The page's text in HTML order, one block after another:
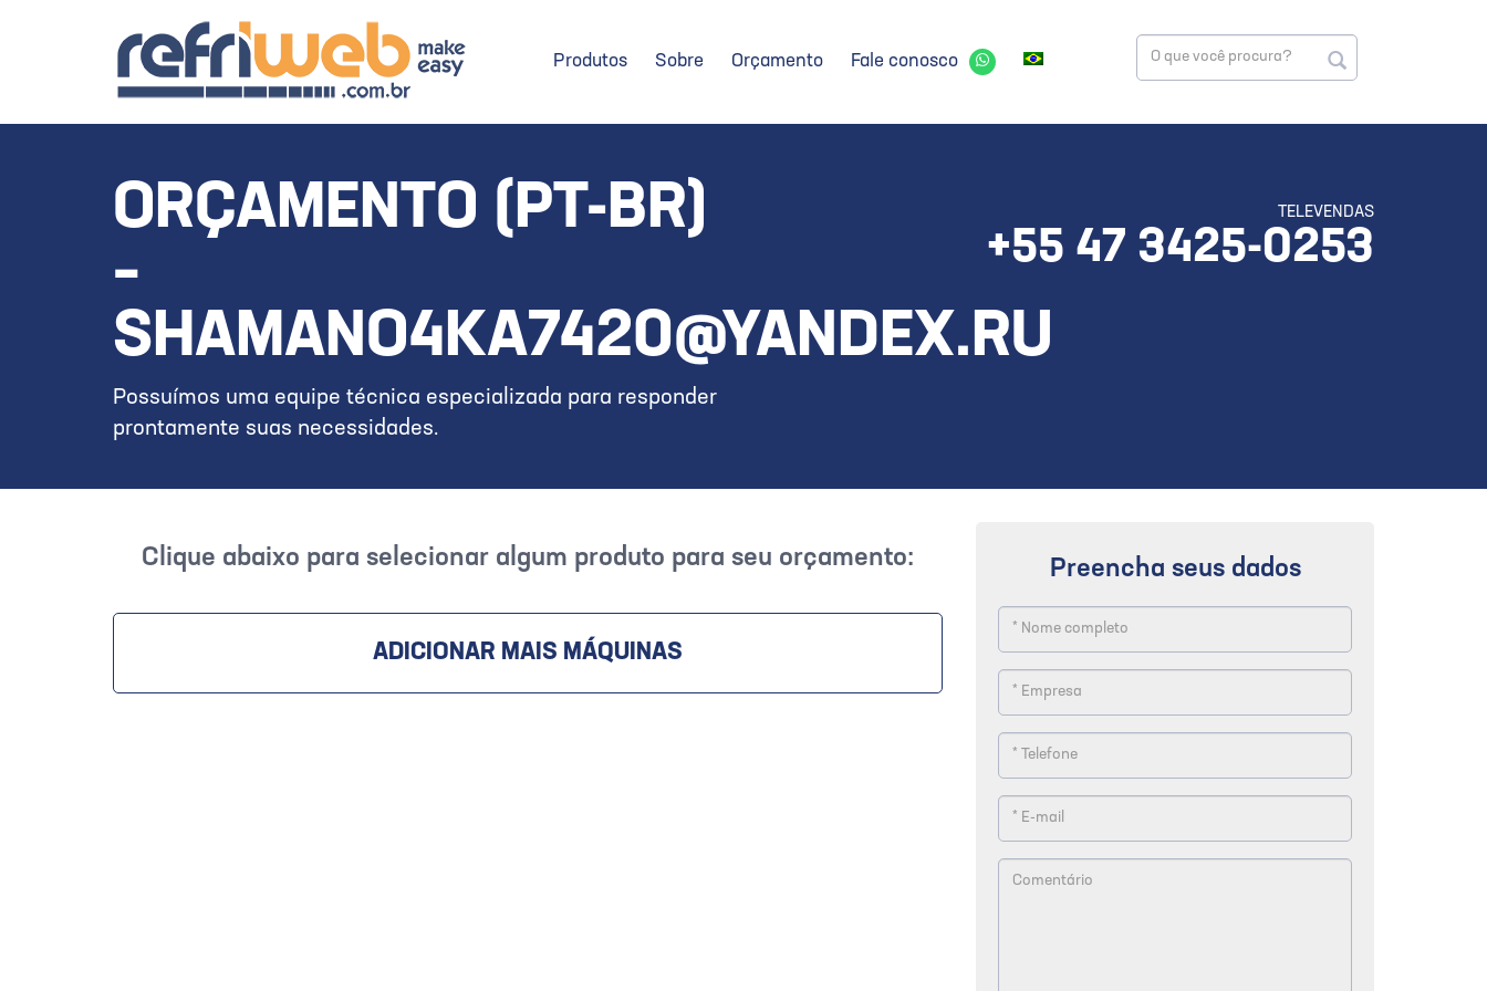
Produtos Sobre Orçamento Fale conosco
ORÇAMENTO (PT-BR)
–
SHAMANO4KA7420@YANDEX.RU
Possuímos uma equipe técnica especializada para responder
prontamente suas necessidades.
TELEVENDAS
+55 47 3425-0253
Clique abaixo para selecionar algum produto para seu orçamento:
ADICIONAR MAIS MÁQUINAS
Preencha seus dados